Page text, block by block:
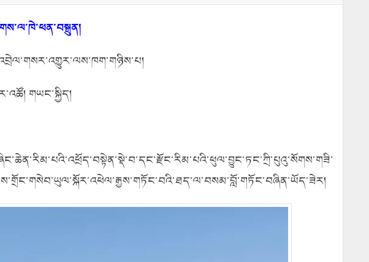
གཡང་སྐྱིད།